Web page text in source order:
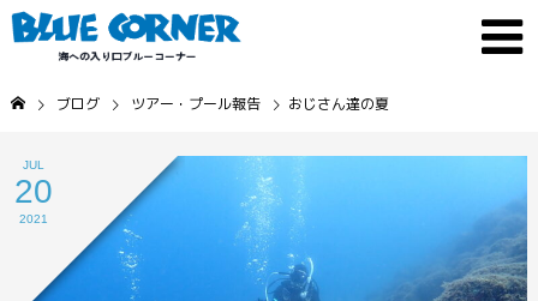
ブログ ツアー・プール報告 おじさん達の夏
JUL
20
2021